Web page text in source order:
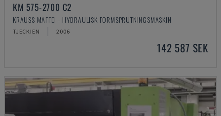
KM 575-2700 C2
KRAUSS MAFFEI - HYDRAULISK FORMSPRUTNINGSMASKIN
TJECKIEN 2006
142 587 SEK